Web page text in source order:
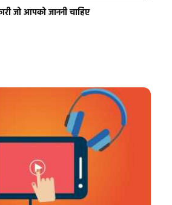
जो आपको जाननी चाहिए